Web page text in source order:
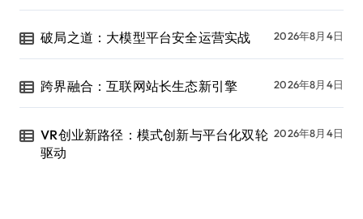
破局之道：大模型平台安全运营实战 2026年8月4日
跨界融合：互联网站长生态新引擎 2026年8月4日
VR创业新路径：模式创新与平台化双轮
驱动
2026年8月4日